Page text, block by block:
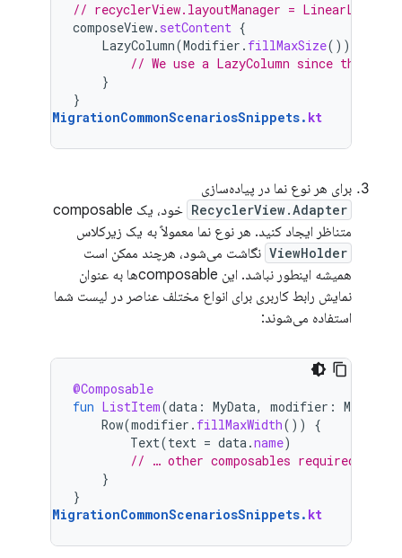
// recyclerView.layoutManager =
composeView. setContent {
LazyColumn(Modifier . fillMaxSize())
// We use a LazyColumn since the
}
}
MigrationCommonScenariosSnippets. kt
برای هر نوع نما در پیاده‌سازی
RecyclerView.Adapter
خود، یک composable
متناظر ایجاد کنید. هر نوع نما معمولاً به یک زیرکلاس
ViewHolder نگاشت می‌شود، هرچند ممکن است
همیشه اینطور نباشد. این composableها به عنوان
نمایش رابط کاربری برای انواع مختلف عناصر در لیست شما
استفاده می‌شوند:
@Composable
fun ListItem(data : MyData, modifier : Modifier
Row(modifier . fillMaxWidth())
{
Text(text = data.name)
// … other composables required for
}
}
MigrationCommonScenariosSnippets. kt